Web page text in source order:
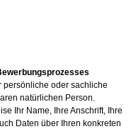
persönliche oder sachliche
natürlichen Person.
Ihr Name, Ihre Anschrift, Ihre
Daten über Ihren konkreten